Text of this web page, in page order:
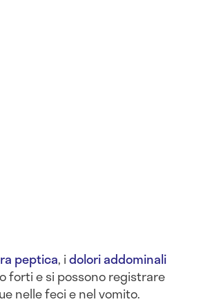
peptica, idolori addominali
forti e si possono registrare
nelle feci e nel vomito.